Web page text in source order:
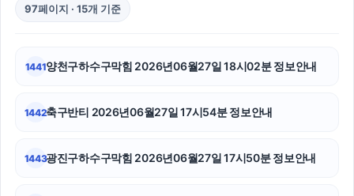
이혼변호사
부산흥신소
97페이지 · 15개 기준
1441양천구하수구막힘 2026년06월27일 18시02분 정보안내
1442축구반티 2026년06월27일 17시54분 정보안내
1443광진구하수구막힘 2026년06월27일 17시50분 정보안내